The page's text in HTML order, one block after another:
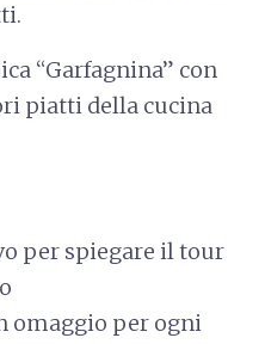
“Garfagnina” con
piatti della cucina
per spiegare il tour
omaggio per ogni